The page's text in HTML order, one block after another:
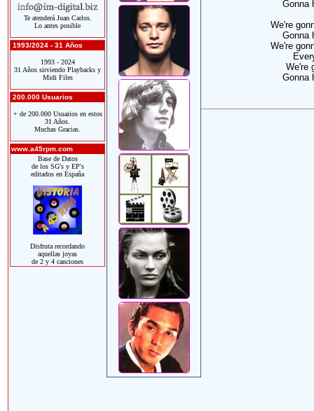
Te atenderá Juan Carlos.
Lo antes posible
1993/2024 - 31 Años
1993 - 2024
31 Años sirviendo Playbacks y
Midi Files
200.000 Usuarios
+ de 200.000 Usuarios en estos
31 Años.
Muchas Gracias.
www.a45rpm.com
Base de Datos
de los SG's y EP's
editados en España
Disfruta recordando
aquellas joyas
de 2 y 4 canciones
Gonna
We're
Gonna
We're
We're
Gonna